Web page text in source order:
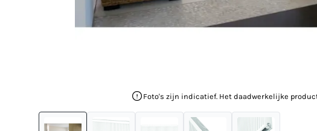
Foto's zijn indicatief. Het daadwerkelijke